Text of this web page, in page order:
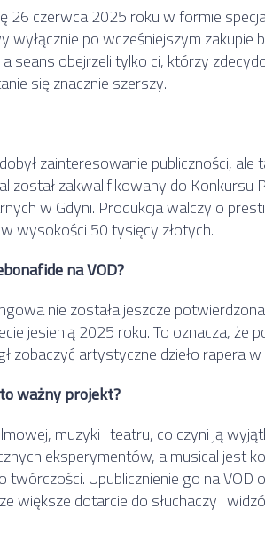
26 czerwca 2025 roku w formie
po wcześniejszym zakupie
seans obejrzeli tylko ci, którzy
się znacznie szerszy.
zainteresowanie publiczności, ale
został zakwalifikowany do Konkursu
w Gdyni. Produkcja walczy o
wysokości 50 tysięcy złotych.
na VOD?
nie została jeszcze
jesienią 2025 roku. To oznacza, że
zobaczyć artystyczne dzieło rapera
ważny projekt?
muzyki i teatru, co czyni ją
eksperymentów, a musical jest
twórczości. Upublicznienie go na
większe dotarcie do słuchaczy i